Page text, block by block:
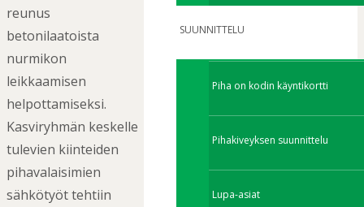
SUUNNITTELU
Piha on kodin käyntikortti
Pihakiveyksen suunnittelu
Lupa-asiat
reunus
betonilaatoista
nurmikon
leikkaamisen
helpottamiseksi.
Kasviryhmän keskelle
tulevien kiinteiden
pihavalaisimien
sähkötyöt tehtiin